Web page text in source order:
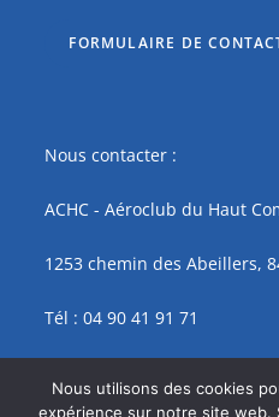
FORMULAIRE DE
Nous contacter :
ACHC - Aéroclub du Haut
1253 chemin des Abeillers,
Tél : 04 90 41 91 71
Nous utilisons des cookies
expérience sur notre site web.